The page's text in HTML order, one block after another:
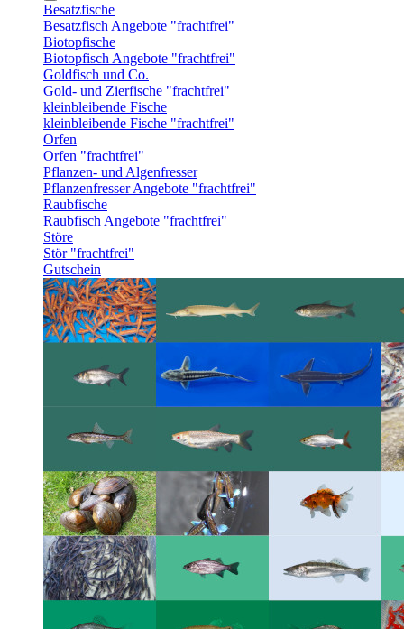
Besatzfische
Besatzfisch Angebote "frachtfrei"
Biotopfische
Biotopfisch Angebote "frachtfrei"
Goldfisch und Co.
Gold- und Zierfische "frachtfrei"
kleinbleibende Fische
kleinbleibende Fische "frachtfrei"
Orfen
Orfen "frachtfrei"
Pflanzen- und Algenfresser
Pflanzenfresser Angebote "frachtfrei"
Raubfische
Raubfisch Angebote "frachtfrei"
Störe
Stör "frachtfrei"
Gutschein